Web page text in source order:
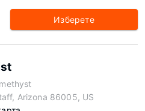
Изберете
Arizona 86005, US